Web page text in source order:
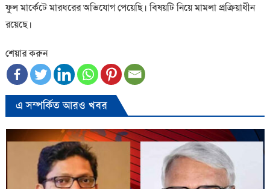
ফুল মার্কেটে মারধরের অভিযোগ পেয়েছি। বিষয়টি নিয়ে মামলা প্রক্রিয়াধীন
রয়েছে।
শেয়ার করুন
এ সম্পর্কিত আরও খবর